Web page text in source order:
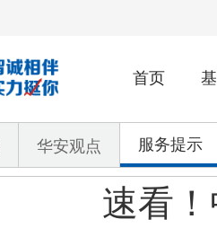
首页
华安观点 服务提示
速看